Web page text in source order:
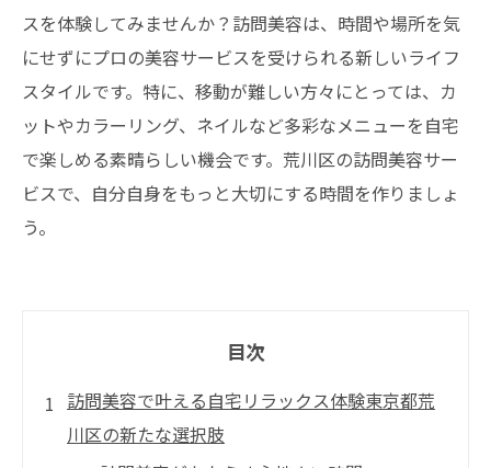
スを体験してみませんか？訪問美容は、時間や場所を気
にせずにプロの美容サービスを受けられる新しいライフ
スタイルです。特に、移動が難しい方々にとっては、カ
ットやカラーリング、ネイルなど多彩なメニューを自宅
で楽しめる素晴らしい機会です。荒川区の訪問美容サー
ビスで、自分自身をもっと大切にする時間を作りましょ
う。
目次
訪問美容で叶える自宅リラックス体験東京都荒
川区の新たな選択肢